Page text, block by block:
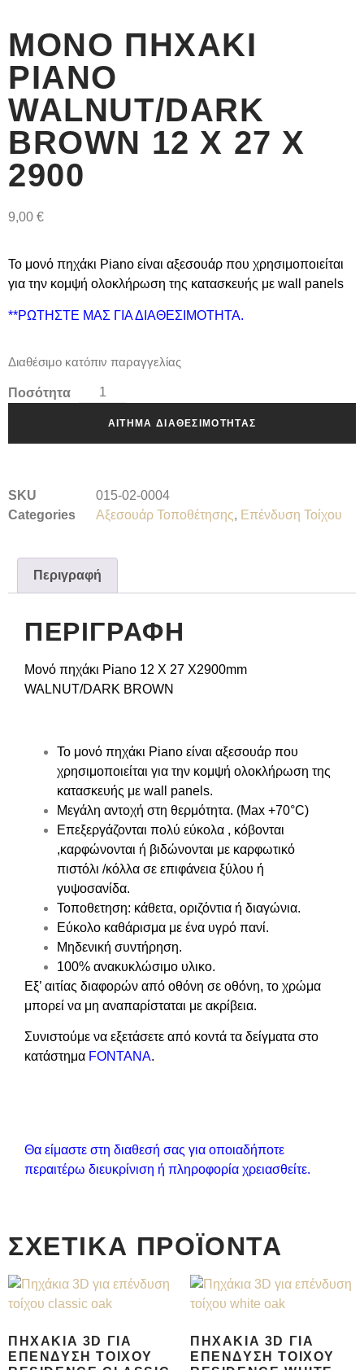
ΜΟΝΌ ΠΗΧΆΚΙ
PIANO
WALNUT/DARK
BROWN 12 Χ 27 Χ
2900
9,00 €
Το μονό πηχάκι Piano είναι αξεσουάρ που χρησιμοποιείται
για την κομψή ολοκλήρωση της κατασκευής με wall panels
**ΡΩΤΗΣΤΕ ΜΑΣ ΓΙΑ ΔΙΑΘΕΣΙΜΟΤΗΤΑ.
Διαθέσιμο κατόπιν παραγγελίας
Ποσότητα
ΑΊΤΗΜΑ ΔΙΑΘΕΣΙΜΌΤΗΤΑΣ
SKU
015-02-0004
Categories
Αξεσουάρ Τοποθέτησης, Επένδυση Τοίχου
Περιγραφή
ΠΕΡΙΓΡΑΦΉ
Μονό πηχάκι Piano 12 Χ 27 Χ2900mm
WALNUT/DARK BROWN
Το μονό πηχάκι Piano είναι αξεσουάρ που
χρησιμοποιείται για την κομψή ολοκλήρωση της
κατασκευής με wall panels.
Μεγάλη αντοχή στη θερμότητα. (Max +70°C)
Επεξεργάζονται πολύ εύκολα , κόβονται
,καρφώνονται ή βιδώνονται με καρφωτικό
πιστόλι /κόλλα σε επιφάνεια ξύλου ή
γυψοσανίδα.
Τοποθετηση: κάθετα, οριζόντια ή διαγώνια.
Εύκολο καθάρισμα με ένα υγρό πανί.
Μηδενική συντήρηση.
100% ανακυκλώσιμο υλικο.
Εξ’ αιτίας διαφορών από οθόνη σε οθόνη, το χρώμα
μπορεί να μη αναπαρίσταται με ακρίβεια.
Συνιστούμε να εξετάσετε από κοντά τα δείγματα στο
κατάστημα FONTANA.
Θα είμαστε στη διαθεσή σας για οποιαδήποτε
περαιτέρω διευκρίνιση ή πληροφορία χρειασθείτε.
ΣΧΕΤΙΚΆ ΠΡΟΪΌΝΤΑ
ΠΗΧΆΚΙΑ 3D ΓΙΑ
ΕΠΈΝΔΥΣΗ ΤΟΊΧΟΥ
ΠΗΧΆΚΙΑ 3D ΓΙΑ
ΕΠΈΝΔΥΣΗ ΤΟΊΧΟΥ